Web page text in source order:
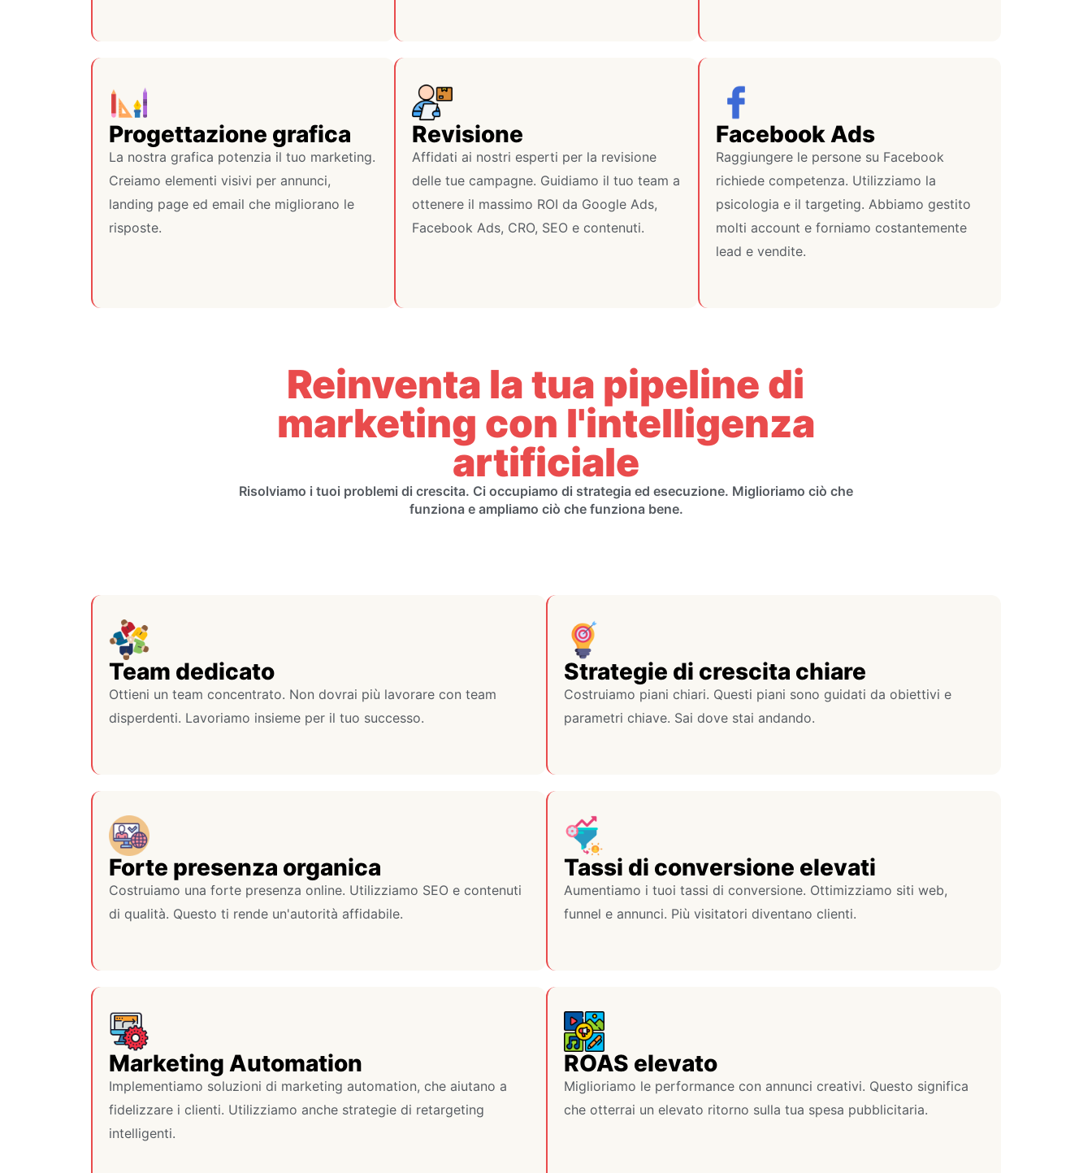
Progettazione grafica
La nostra grafica potenzia il tuo marketing.
Creiamo elementi visivi per annunci,
landing page ed email che migliorano le
risposte.
Revisione
Affidati ai nostri esperti per la revisione
delle tue campagne. Guidiamo il tuo team a
ottenere il massimo ROI da Google Ads,
Facebook Ads, CRO, SEO e contenuti.
Facebook Ads
Raggiungere le persone su Facebook
richiede competenza. Utilizziamo la
psicologia e il targeting. Abbiamo gestito
molti account e forniamo costantemente
lead e vendite.
Reinventa la tua pipeline di
marketing con l'intelligenza
artificiale
Risolviamo i tuoi problemi di crescita. Ci occupiamo di strategia ed esecuzione. Miglioriamo ciò che
funziona e ampliamo ciò che funziona bene.
Team dedicato
Ottieni un team concentrato. Non dovrai più lavorare con team
disperdenti. Lavoriamo insieme per il tuo successo.
Strategie di crescita chiare
Costruiamo piani chiari. Questi piani sono guidati da obiettivi e
parametri chiave. Sai dove stai andando.
Forte presenza organica
Costruiamo una forte presenza online. Utilizziamo SEO e contenuti
di qualità. Questo ti rende un'autorità affidabile.
Tassi di conversione elevati
Aumentiamo i tuoi tassi di conversione. Ottimizziamo siti web,
funnel e annunci. Più visitatori diventano clienti.
Marketing Automation
Implementiamo soluzioni di marketing automation, che aiutano a
fidelizzare i clienti. Utilizziamo anche strategie di retargeting
intelligenti.
ROAS elevato
Miglioriamo le performance con annunci creativi. Questo significa
che otterrai un elevato ritorno sulla tua spesa pubblicitaria.